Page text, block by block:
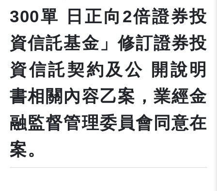
300單 日正向2倍證券投
資信託基金」修訂證券投
資信託契約及公 開說明
書相關內容乙案，業經金
融監督管理委員會同意在
案。